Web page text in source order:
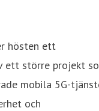
hösten ett
ett större projekt
mobila 5G-
och